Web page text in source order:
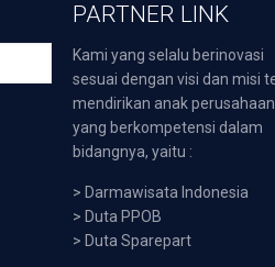
PARTNER LINK
Kami yang selalu berinovasi
sesuai dengan visi dan misi
mendirikan anak perusahaan
yang berkompetensi dalam
bidangnya, yaitu :
> Darmawisata Indonesia
> Duta PPOB
> Duta Sparepart